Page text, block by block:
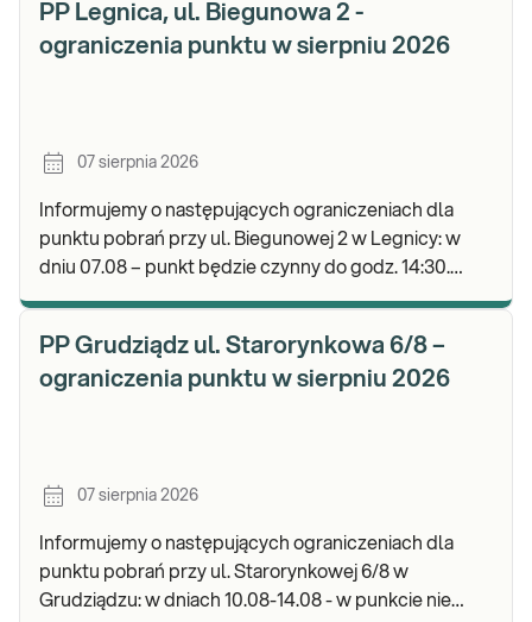
PP Legnica, ul. Biegunowa 2 -
ograniczenia punktu w sierpniu 2026
07 sierpnia 2026
Informujemy o następujących ograniczeniach dla
punktu pobrań przy ul. Biegunowej 2 w Legnicy: w
dniu 07.08 – punkt będzie czynny do godz. 14:30.
PP Grudziądz ul. Starorynkowa 6/8 –
ograniczenia punktu w sierpniu 2026
07 sierpnia 2026
Informujemy o następujących ograniczeniach dla
punktu pobrań przy ul. Starorynkowej 6/8 w
Grudziądzu: w dniach 10.08-14.08 - w punkcie nie